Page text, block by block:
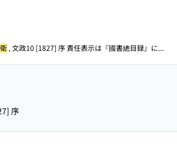
, 文政10 [1827] 序 責任表示は『國書總目録』に...
序